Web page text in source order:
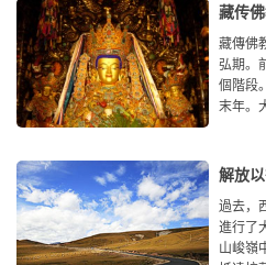
藏传
藏傳佛
弘期。
個階段
末年。
解放以
過去，
進行了
山峻嶺